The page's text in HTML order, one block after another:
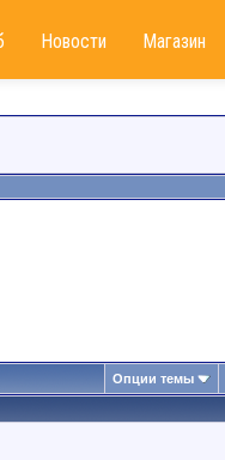
Новости Магазин
Опции темы